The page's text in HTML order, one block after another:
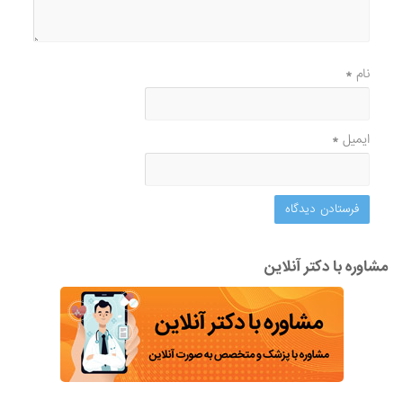
نام*
ایمیل*
مشاوره با دکتر آنلاین